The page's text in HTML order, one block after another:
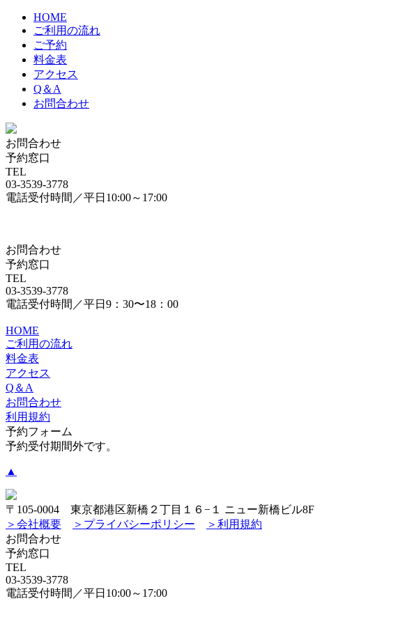
HOME
ご利用の流れ
ご予約
料金表
アクセス
Q＆A
お問合わせ
お問合わせ
予約窓口
TEL
03-3539-3778
電話受付時間／平日10:00～17:00
お問合わせ
予約窓口
TEL
03-3539-3778
電話受付時間／平日9：30〜18：00
HOME
ご利用の流れ
料金表
アクセス
Q＆A
お問合わせ
利用規約
予約フォーム
予約受付期間外です。
▲
〒105-0004 東京都港区新橋２丁目１６−１ ニュー新橋ビル8F
＞会社概要
＞プライバシーポリシー
＞利用規約
お問合わせ
予約窓口
TEL
03-3539-3778
電話受付時間／平日10:00～17:00